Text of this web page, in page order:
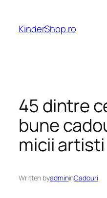
content
KinderShop.ro
45 dintre
bune
micii artisti
Written byadmininCadouri